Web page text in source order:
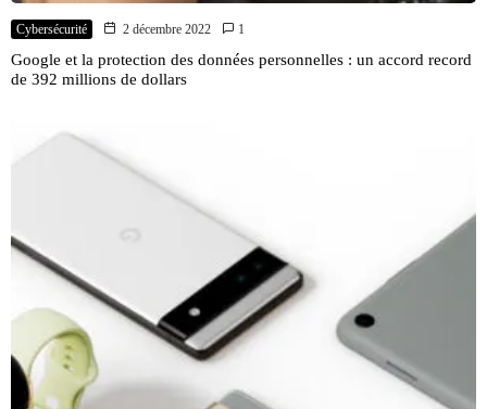
Cybersécurité 2 décembre 2022 1
Google et la protection des données personnelles : un accord record
de 392 millions de dollars